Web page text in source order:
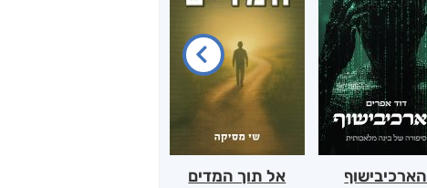
הארכיבישוף אל תוך המדים